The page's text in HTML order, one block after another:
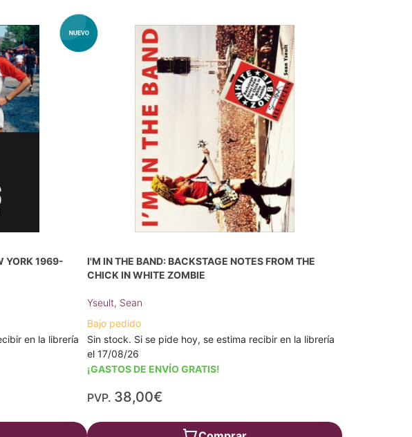
YORK 1969-
en la librería
I'M IN THE BAND: BACKSTAGE NOTES FROM THE
CHICK IN WHITE ZOMBIE
Yseult, Sean
Bajo pedido
Sin stock. Si se pide hoy, se estima recibir en la librería
el 17/08/26
¡GASTOS DE ENVÍO GRATIS!
PVP. 38,00€